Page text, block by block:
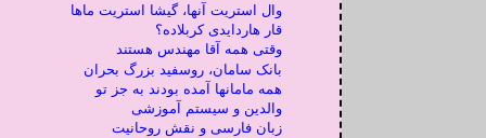
وال استریت آنها، گیشا استریت ماها
قار هاردایدی کربلاده؟
وقتی همه آقا مهندس هستند
بانک سامان، روسفید بزرگ بحران
همه مامانها آمده بودند به جز تو
والدین و سیستم آموزشی
زبان فارسی و نقش روحانیت